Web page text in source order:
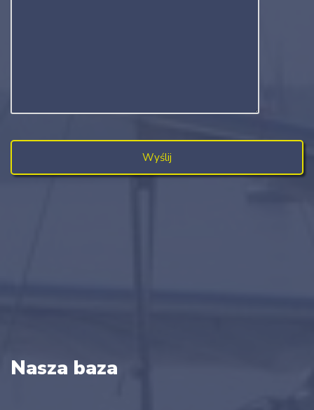
Nasza baza